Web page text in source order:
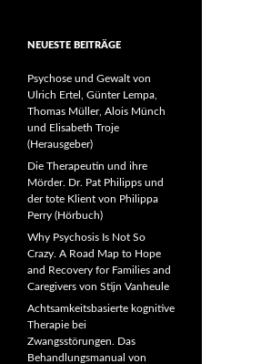
NEUESTE BEITRÄGE
Psychose und Gewalt von
Ulrich Ertel, Günter Lempa,
Thomas Müller, Alois Münch
und Elisabeth Troje
(Herausgeber)
Die Therapeutin und ihre
Mörder. Dr. Pat Philipps und
der tote Klient von Philippa
Perry (Hörbuch)
Why Psychosis Is Not So
Crazy. A Road Map to Hope
and Recovery for Families and
Caregivers von Stijn Vanheule
Achtsamkeitsbasierte kognitive
Therapie bei
Zwangsstörungen. Das
Behandlungsmanual von